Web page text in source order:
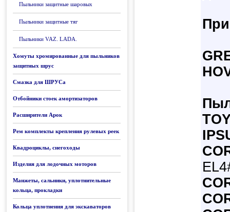
Пыльники защитные шаровых
Пыльники защитные тяг
Пыльники VAZ. LADA.
Хомуты хромированные для пыльников
защитных шрус
Смазка для ШРУСа
Отбойники стоек амортизаторов
Расширители Арок
Рем комплекты крепления рулевых реек
Квадроциклы, снегоходы
Изделия для лодочных моторов
Манжеты, сальники, уплотнительные
кольца, прокладки
Кольца уплотнения для экскаваторов